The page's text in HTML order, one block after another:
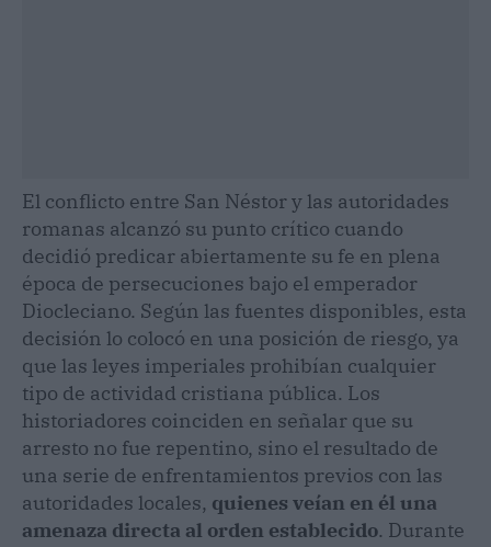
El conflicto entre San Néstor y las autoridades
romanas alcanzó su punto crítico cuando
decidió predicar abiertamente su fe en plena
época de persecuciones bajo el emperador
Diocleciano. Según las fuentes disponibles, esta
decisión lo colocó en una posición de riesgo, ya
que las leyes imperiales prohibían cualquier
tipo de actividad cristiana pública. Los
historiadores coinciden en señalar que su
arresto no fue repentino, sino el resultado de
una serie de enfrentamientos previos con las
autoridades locales, quienes veían en él una
amenaza directa al orden establecido. Durante